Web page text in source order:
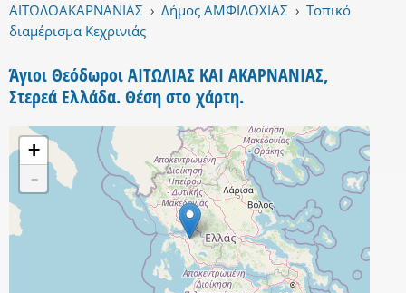
ΑΙΤΩΛΟΑΚΑΡΝΑΝΙΑΣ › Δήμος ΑΜΦΙΛΟΧΙΑΣ › Τοπικό
διαμέρισμα Κεχρινιάς
Άγιοι Θεόδωροι ΑΙΤΩΛΙΑΣ ΚΑΙ ΑΚΑΡΝΑΝΙΑΣ,
Στερεά Ελλάδα. Θέση στο χάρτη.
+
-